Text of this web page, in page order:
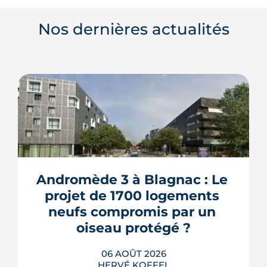
Nos dernières actualités
Andromède 3 à Blagnac : Le
projet de 1700 logements
neufs compromis par un
oiseau protégé ?
06 AOÛT 2026
HERVÉ KOFFEL